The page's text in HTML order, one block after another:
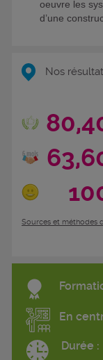
oeuvre les
d’une
Nos
Sources et méthodes
En
Durée :